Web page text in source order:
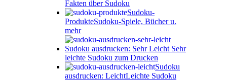
Fakten über Sudoku
Sudoku-
ProdukteSudoku-Spiele, Bücher u.
mehr
Sudoku ausdrucken: Sehr Leicht Sehr
leichte Sudoku zum Drucken
Sudoku
ausdrucken: LeichtLeichte Sudoku